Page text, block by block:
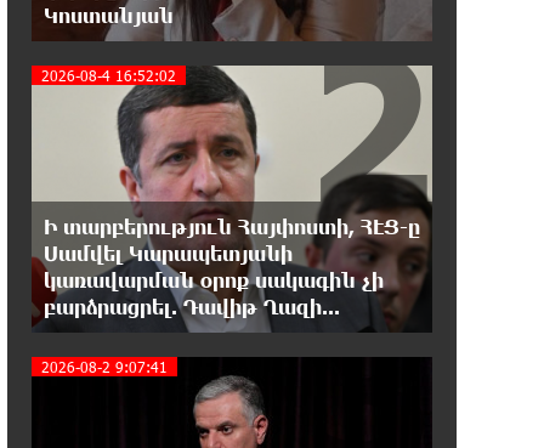
Հայաստանի հավաքականի
նախկին մարզիչը կգլխավորի
Ղազախստանի հավաքականը
19:17:59 7-08-2026
ԱԱԾ-ն զեկույց է ներկայացրել
18:58:46 7-08-2026
Թրամփը ասել է, որ
հանրապետականները կարող են
պարտվել Կոնգրեսի միջանկյալ
Կոստանյան
2026-08-4 16:52:02
Ի տարբերություն Հայփոստի, ՀԷՑ-ը
Սամվել Կարապետյանի
կառավարման օրոք սակագին չի
բարձրացրել. Դավիթ Ղազի...
2
2026-08-2 9:07:41 3